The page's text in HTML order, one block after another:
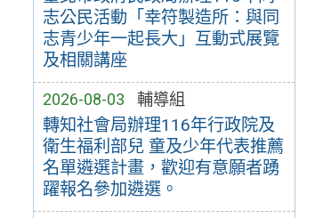
志公民活動「幸符製造所：與同
志青少年一起長大」互動式展覽
及相關講座
2026-08-03 輔導組
轉知社會局辦理116年行政院及
衛生福利部兒 童及少年代表推薦
名單遴選計畫，歡迎有意願者踴
躍報名參加遴選。